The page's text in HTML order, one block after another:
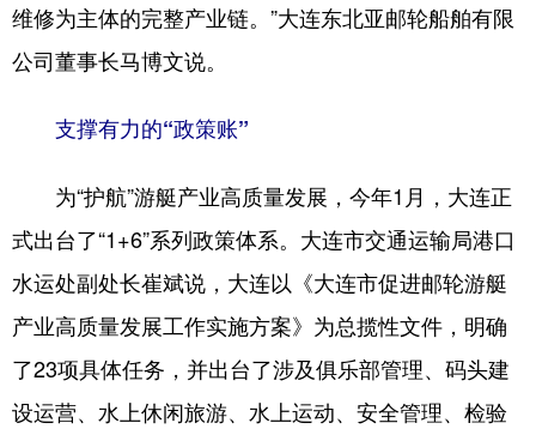
维修为主体的完整产业链。”大连东北亚邮轮船舶有限
公司董事长马博文说。
支撑有力的“政策账”
为“护航”游艇产业高质量发展，今年1月，大连正
式出台了“1+6”系列政策体系。大连市交通运输局港口
水运处副处长崔斌说，大连以《大连市促进邮轮游艇
产业高质量发展工作实施方案》为总揽性文件，明确
了23项具体任务，并出台了涉及俱乐部管理、码头建
设运营、水上休闲旅游、水上运动、安全管理、检验